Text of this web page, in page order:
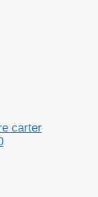
carter